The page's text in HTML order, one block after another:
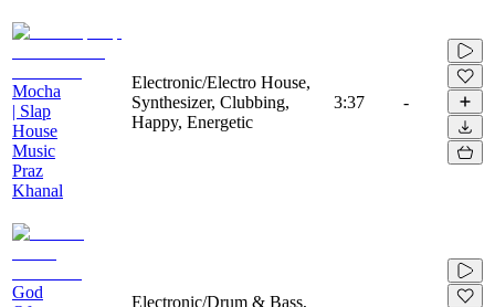
Mocha
| Slap
House
Music
Praz
Khanal
Electronic/Electro House,
Synthesizer, Clubbing,
Happy, Energetic
3:37 -
God
Electronic/Drum & Bass,